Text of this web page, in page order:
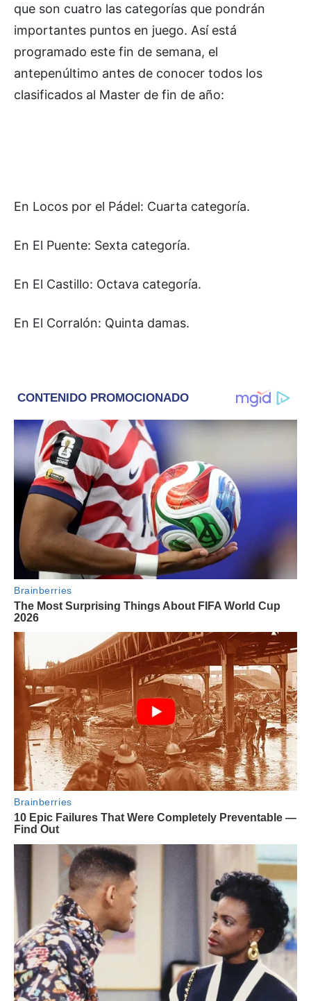
que son cuatro las categorías que pondrán
importantes puntos en juego. Así está
programado este fin de semana, el
antepenúltimo antes de conocer todos los
clasificados al Master de fin de año:
En Locos por el Pádel: Cuarta categoría.
En El Puente: Sexta categoría.
En El Castillo: Octava categoría.
En El Corralón: Quinta damas.